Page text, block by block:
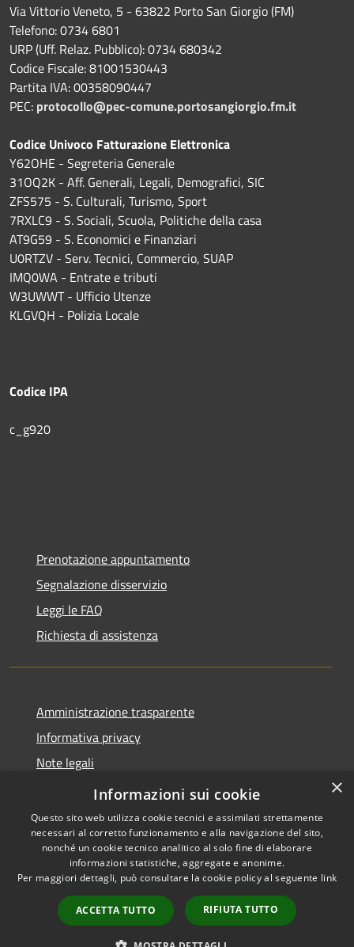
Via Vittorio Veneto, 5 - 63822 Porto San Giorgio (FM)
Telefono: 0734 6801
URP (Uff. Relaz. Pubblico): 0734 680342
Codice Fiscale: 81001530443
Partita IVA: 00358090447
PEC: protocollo@pec-comune.portosangiorgio.fm.it
Codice Univoco Fatturazione Elettronica
Y62OHE - Segreteria Generale
31OQ2K - Aff. Generali, Legali, Demografici, SIC
ZFS575 - S. Culturali, Turismo, Sport
7RXLC9 - S. Sociali, Scuola, Politiche della casa
AT9G59 - S. Economici e Finanziari
U0RTZV - Serv. Tecnici, Commercio, SUAP
IMQ0WA - Entrate e tributi
W3UWWT - Ufficio Utenze
KLGVQH - Polizia Locale
Codice IPA
c_g920
Prenotazione appuntamento
Segnalazione disservizio
Leggi le FAQ
Richiesta di assistenza
Amministrazione trasparente
Informativa privacy
Note legali
Dichiarazione di accessibilità
Accessibilità
Copyright © 2026 • Comune di
Porto San Giorgio • Powered by
Municipium•
Accesso
redazione
×
Informazioni sui cookie
Questo sito web utilizza cookie tecnici e assimilati strettamente
necessari al corretto funzionamento e alla navigazione del sito,
nonché un cookie tecnico analitico al solo fine di elaborare
informazioni statistiche, aggregate e anonime.
Per maggiori dettagli, può consultare la cookie policy al seguente link
ACCETTA TUTTO RIFIUTA TUTTO